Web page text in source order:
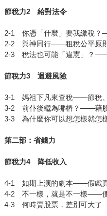
節稅力2 給對法令
2-1 你憑「什麼」要我繳稅？
2-2 與神同行——租稅公平原
2-3 稅法也可能「違憲」？
節稅力3 迴避風險
3-1 媽祖下凡來查稅——節稅
3-2 前仆後繼為哪樁？——藉
3-3 為什麼你可以想怎樣就怎
第二部：省錢力
節稅力4 降低收入
4-1 如期上演的劇本——假戲
4-2 不一樣，就是不一樣——便
4-3 何時賣股票，差別可大了